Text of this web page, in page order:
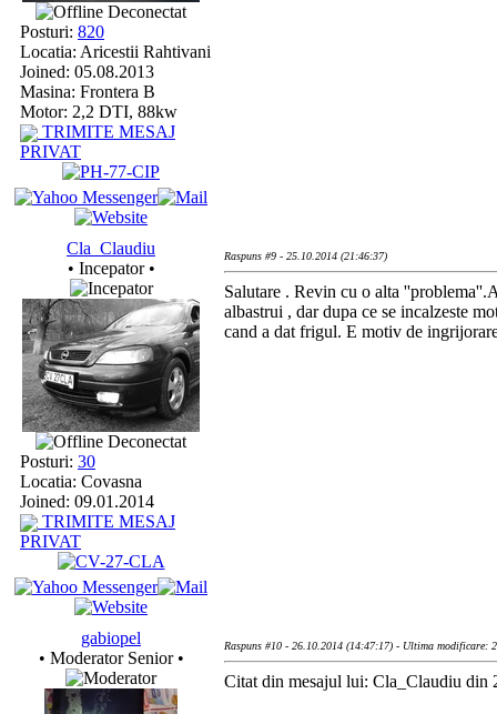
Deconectat
Posturi: 820
Locatia: Aricestii Rahtivani
Joined: 05.08.2013
Masina: Frontera B
Motor: 2,2 DTI, 88kw
TRIMITE MESAJ
PRIVAT
Cla_Claudiu
• Incepator •
Deconectat
Posturi: 30
Locatia: Covasna
Joined: 09.01.2014
TRIMITE MESAJ
PRIVAT
Raspuns #9 - 25.10.2014 (21:46:37)
Salutare . Revin cu o alta
albastrui , dar dupa ce se incalzeste
cand a dat frigul. E motiv de
gabiopel
• Moderator Senior •
Raspuns #10 - 26.10.2014 (14:47:17) - Ultima modificare:
Citat din mesajul lui: Cla_Claudiu din